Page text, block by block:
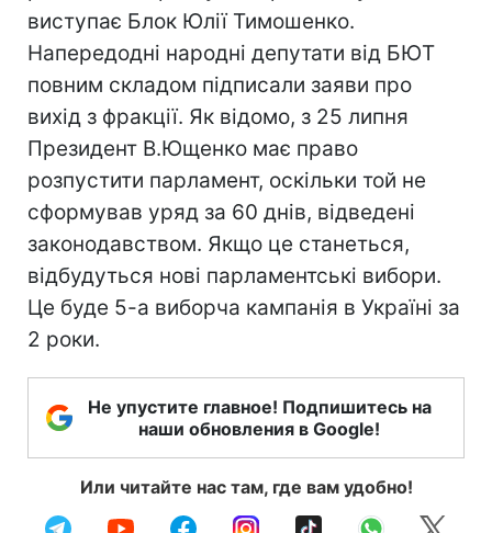
виступає Блок Юлії Тимошенко.
Напередодні народні депутати від БЮТ
повним складом підписали заяви про
вихід з фракції. Як відомо, з 25 липня
Президент В.Ющенко має право
розпустити парламент, оскільки той не
сформував уряд за 60 днів, відведені
законодавством. Якщо це станеться,
відбудуться нові парламентські вибори.
Це буде 5-а виборча кампанія в Україні за
2 роки.
Не упустите главное! Подпишитесь на
наши обновления в Google!
Или читайте нас там, где вам удобно!